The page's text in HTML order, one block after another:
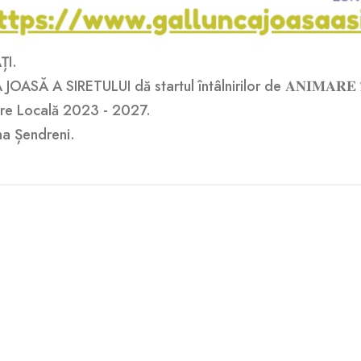
A SIRETULUI dă startul întâlnirilor de 𝐀𝐍𝐈𝐌𝐀𝐑𝐄 𝐢̂𝐧
Locală 2023 - 2027.
Șendreni.